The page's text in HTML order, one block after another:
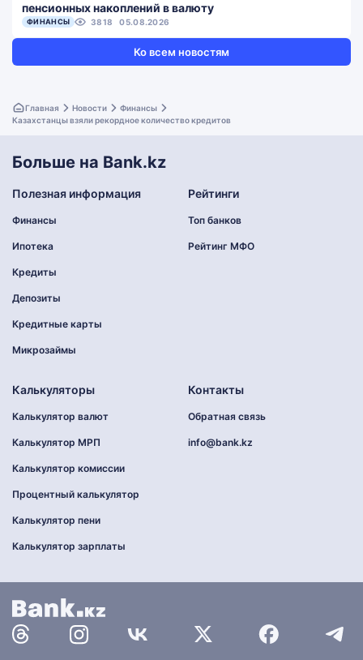
пенсионных накоплений в валюту
ФИНАНСЫ 3818 05.08.2026
Ко всем новостям
Главная Новости
Финансы
Казахстанцы взяли рекордное количество кредитов
Больше на Bank.kz
Полезная информация
Финансы
Ипотека
Кредиты
Депозиты
Кредитные карты
Микрозаймы
Рейтинги
Топ банков
Рейтинг МФО
Калькуляторы
Калькулятор валют
Калькулятор МРП
Калькулятор комиссии
Процентный калькулятор
Калькулятор пени
Калькулятор зарплаты
Контакты
Обратная связь
info@bank.kz